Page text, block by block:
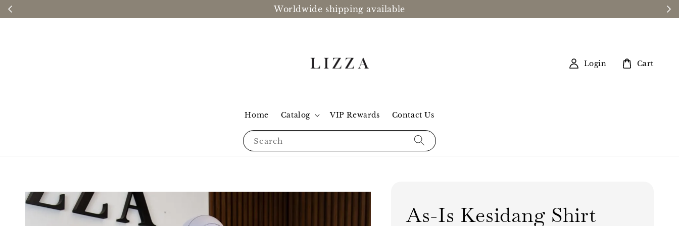
Worldwide shipping available
Search
Home Catalog VIP Rewards Contact Us
Login Cart
As-Is Kesidang Shirt